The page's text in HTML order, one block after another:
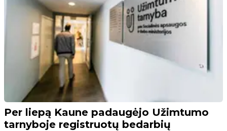
Per liepą Kaune padaugėjo Užimtumo
tarnyboje registruotų bedarbių